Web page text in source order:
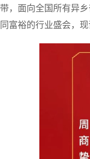
带，面向全国所有异
同富裕的行业盛会，